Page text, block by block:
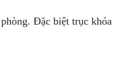
Đặc biệt trục